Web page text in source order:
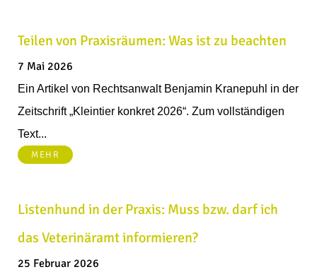
Teilen von Praxisräumen: Was ist zu beachten
7 Mai 2026
Ein Artikel von Rechtsanwalt Benjamin Kranepuhl in der
Zeitschrift „Kleintier konkret 2026“. Zum vollständigen
Text...
MEHR
Listenhund in der Praxis: Muss bzw. darf ich
das Veterinäramt informieren?
25 Februar 2026